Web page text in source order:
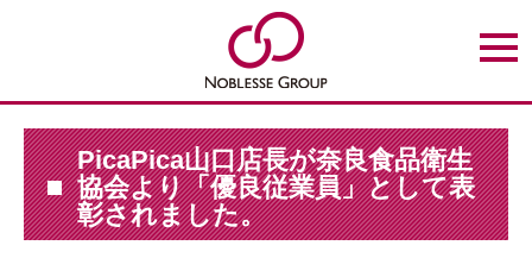
t
o
e
n
a
v
i
g
a
PicaPica山口店長が奈良食品衛生
協会より「優良従業員」として表
彰されました。